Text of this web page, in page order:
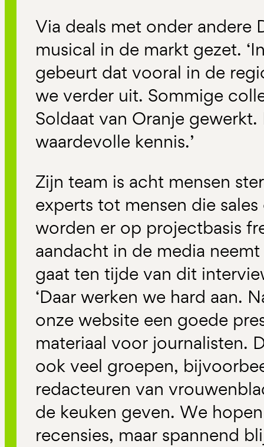
Via deals met onder andere
musical in de markt gezet.
gebeurt dat vooral in de
we verder uit. Sommige
Soldaat van Oranje
waardevolle kennis.’
Zijn team is acht mensen
experts tot mensen die
worden er op projectbasis
aandacht in de media
gaat ten tijde van dit
‘Daar werken we hard aan.
onze website een goede
materiaal voor journalisten.
ook veel groepen,
redacteuren van
de keuken geven. We
recensies, maar spannend